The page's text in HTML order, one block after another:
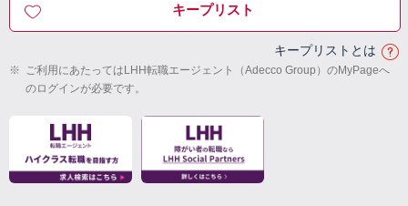
キープリスト
キープリストとは
※ ご利用にあたってはLHH転職エージェント（Adecco Group）のMyPageへ
のログインが必要です。